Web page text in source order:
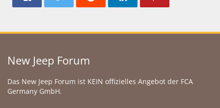
New Jeep Forum
Das New Jeep Forum ist KEIN offizielles Angebot der FCA
Germany GmbH.